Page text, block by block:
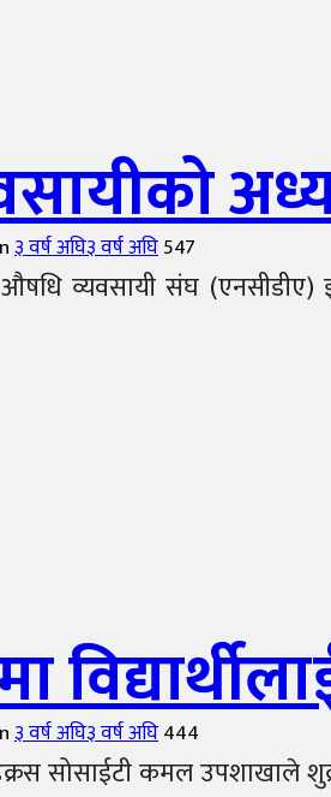
३ वर्ष अघि३ वर्ष अघि547
व्यवसायी संघ (एनसीडीए)
३ वर्ष अघि३ वर्ष अघि444
सोसाईटी कमल उपशाखाले